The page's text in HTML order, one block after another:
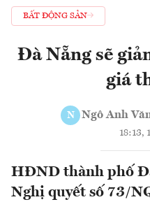
BẤT ĐỘNG SẢN
Đà Nẵng sẽ
giá
N Ngô Anh
18:13,
HĐND thành phố
Nghị quyết số 73/